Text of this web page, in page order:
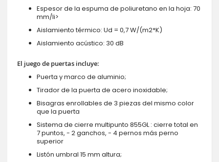
Espesor de la espuma de poliuretano en la hoja: 70
mm/li>
Aislamiento térmico: Ud = 0,7 W/(m2*K)
Aislamiento acústico: 30 dB
El juego de puertas incluye:
Puerta y marco de aluminio;
Tirador de la puerta de acero inoxidable;
Bisagras enrollables de 3 piezas del mismo color
que la puerta
Sistema de cierre multipunto 855GL : cierre total en
7 puntos, - 2 ganchos, - 4 pernos más perno
superior
Listón umbral 15 mm altura;